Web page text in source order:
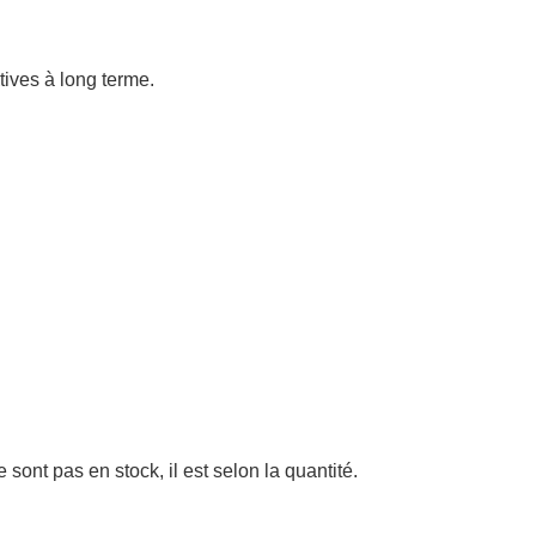
à long terme.
pas en stock, il est selon la quantité.